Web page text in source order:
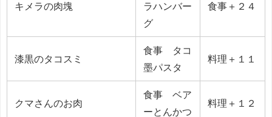
キメラの肉塊
ラハンバー
グ
食事＋２４
漆黒のタコスミ
食事 タコ
墨パスタ
料理＋１１
クマさんのお肉
食事 ベア
ーとんかつ
料理＋１２